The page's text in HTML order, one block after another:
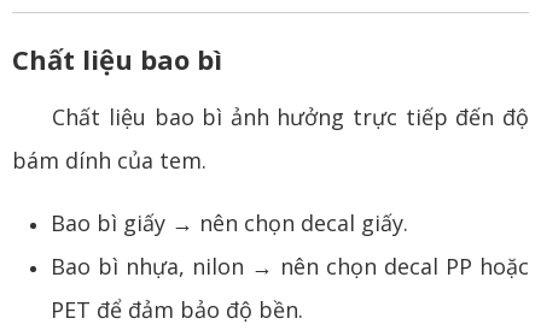
Chất liệu bao bì
Chất liệu bao bì ảnh hưởng trực tiếp đến độ
bám dính của tem.
Bao bì giấy → nên chọn decal giấy.
Bao bì nhựa, nilon → nên chọn decal PP hoặc
PET để đảm bảo độ bền.